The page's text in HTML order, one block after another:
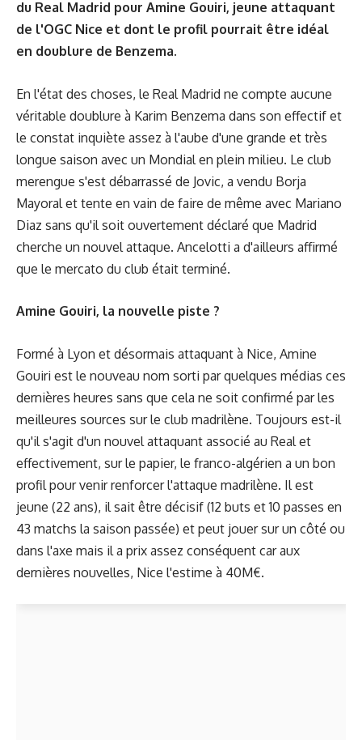
du Real Madrid pour Amine Gouiri, jeune attaquant
de l'OGC Nice et dont le profil pourrait être idéal
en doublure de Benzema.
En l'état des choses, le Real Madrid ne compte aucune
véritable doublure à Karim Benzema dans son effectif et
le constat inquiète assez à l'aube d'une grande et très
longue saison avec un Mondial en plein milieu. Le club
merengue s'est débarrassé de Jovic, a vendu Borja
Mayoral et tente en vain de faire de même avec Mariano
Diaz sans qu'il soit ouvertement déclaré que Madrid
cherche un nouvel attaque. Ancelotti a d'ailleurs affirmé
que le mercato du club était terminé.
Amine Gouiri, la nouvelle piste ?
Formé à Lyon et désormais attaquant à Nice, Amine
Gouiri est le nouveau nom sorti par quelques médias ces
dernières heures sans que cela ne soit confirmé par les
meilleures sources sur le club madrilène. Toujours est-il
qu'il s'agit d'un nouvel attaquant associé au Real et
effectivement, sur le papier, le franco-algérien a un bon
profil pour venir renforcer l'attaque madrilène. Il est
jeune (22 ans), il sait être décisif (12 buts et 10 passes en
43 matchs la saison passée) et peut jouer sur un côté ou
dans l'axe mais il a prix assez conséquent car aux
dernières nouvelles, Nice l'estime à 40M€.